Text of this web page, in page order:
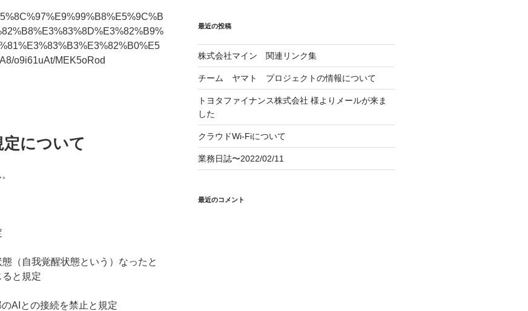
o9i61uAt/MEK5oRod
について
（自我覚醒状態という）なったと
と規定
AIとの接続を禁止と規定
最近の投稿
株式会社マイン 関連リンク集
チーム ヤマト プロジェクトの情報について
トヨタファイナンス株式会社 様よりメールが来ま
した
クラウドWi-Fiについて
業務日誌〜2022/02/11
最近のコメント